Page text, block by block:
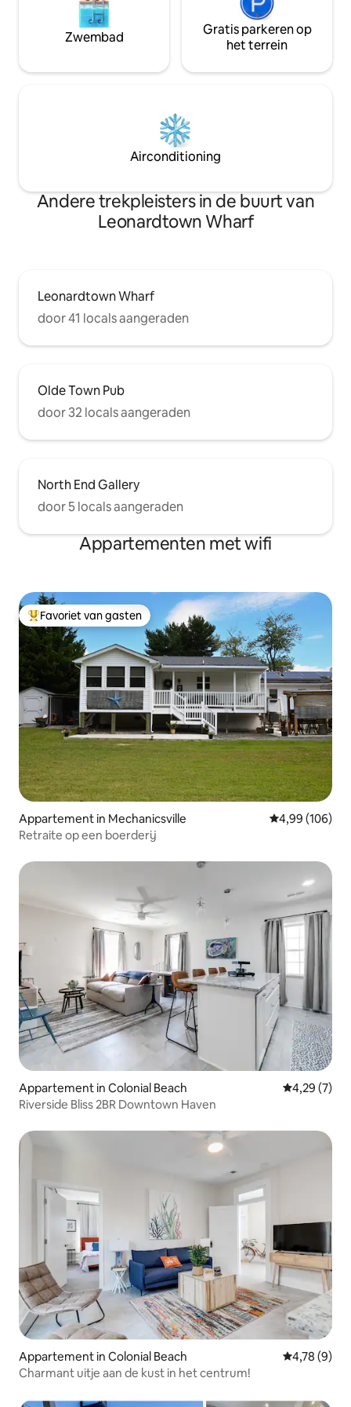
Zwembad
Gratis parkeren op
het terrein
Airconditioning
Andere trekpleisters in de buurt van
Leonardtown Wharf
Leonardtown Wharf
door 41 locals aangeraden
Olde Town Pub
door 32 locals aangeraden
North End Gallery
door 5 locals aangeraden
Appartementen met wifi
Topfavoriet van gasten
Favoriet van gasten
Appartement in Mechanicsville Gemiddelde
4,99 (106)
Retraite op een boerderij
Appartement in Colonial Beach
4,29 (7)
Riverside Bliss 2BR Downtown Haven
Appartement in Colonial Beach
4,78 (9)
Charmant uitje aan de kust in het centrum!